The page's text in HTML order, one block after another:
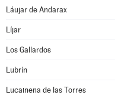
Láujar de Andarax
Líjar
Los Gallardos
Lubrín
Lucainena de las Torres